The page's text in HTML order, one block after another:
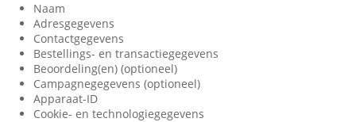
Naam
Adresgegevens
Contactgegevens
Bestellings- en transactiegegevens
Beoordeling(en) (optioneel)
Campagnegegevens (optioneel)
Apparaat-ID
Cookie- en technologiegegevens